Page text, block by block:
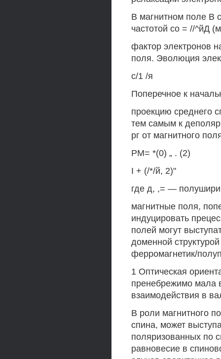
В магнитном поле В
частотой со = //^йД
фактор электронов
поля. Эволюция
с/1 /я
Поперечное к
проекцию среднего
тем самым к
рг от магнитного
РМ= *(0) „ . (2)
I + (/*/й, 2)"
где д, ,= —
магнитные поля,
индуцировать
полей могут
доменной
ферромагнетик/
1 Оптическая
пренебрежимо мала
взаимодействия в
В роли магнитного
спина, может
поляризованных по
равновесие в